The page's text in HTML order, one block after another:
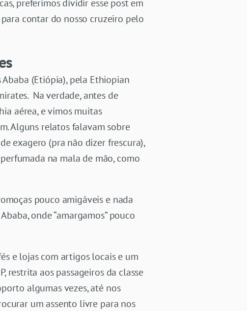
preferimos dividir esse post em
contar do nosso cruzeiro pelo
(Etiópia), pela Ethiopian
Na verdade, antes de
aérea, e vimos muitas
Alguns relatos falavam sobre
exagero (pra não dizer frescura),
na mala de mão, como
pouco amigáveis e nada
onde “amargamos” pouco
e lojas com artigos locais e um
restrita aos passageiros da classe
algumas vezes, até nos
um assento livre para nos